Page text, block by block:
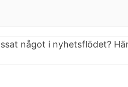
något i nyhetsflödet?